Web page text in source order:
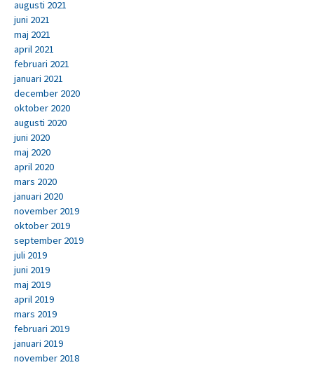
augusti 2021
juni 2021
maj 2021
april 2021
februari 2021
januari 2021
december 2020
oktober 2020
augusti 2020
juni 2020
maj 2020
april 2020
mars 2020
januari 2020
november 2019
oktober 2019
september 2019
juli 2019
juni 2019
maj 2019
april 2019
mars 2019
februari 2019
januari 2019
november 2018